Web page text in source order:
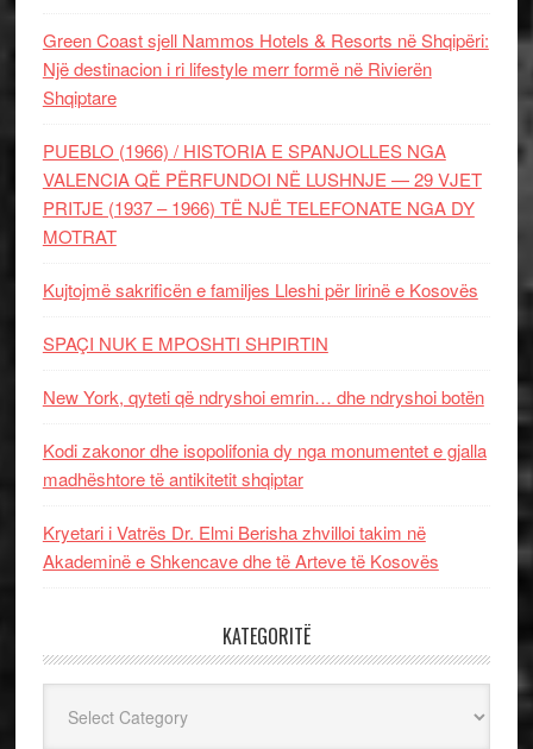
Green Coast sjell Nammos Hotels & Resorts në Shqipëri:
Një destinacion i ri lifestyle merr formë në Rivierën
Shqiptare
PUEBLO (1966) / HISTORIA E SPANJOLLES NGA
VALENCIA QË PËRFUNDOI NË LUSHNJE — 29 VJET
PRITJE (1937 – 1966) TË NJË TELEFONATE NGA DY
MOTRAT
Kujtojmë sakrificën e familjes Lleshi për lirinë e Kosovës
SPAÇI NUK E MPOSHTI SHPIRTIN
New York, qyteti që ndryshoi emrin… dhe ndryshoi botën
Kodi zakonor dhe isopolifonia dy nga monumentet e gjalla
madhështore të antikitetit shqiptar
Kryetari i Vatrës Dr. Elmi Berisha zhvilloi takim në
Akademinë e Shkencave dhe të Arteve të Kosovës
KATEGORITË